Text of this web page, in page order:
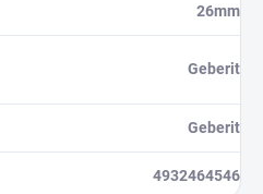
26mm
Geberit
Geberit
4932464546